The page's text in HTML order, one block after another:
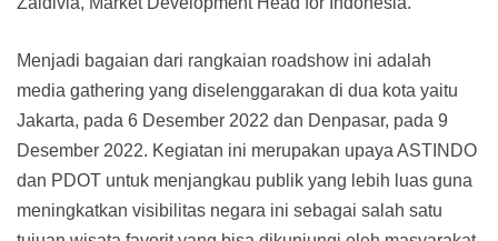
Menjadi bagaian dari rangkaian roadshow ini adalah
media gathering yang diselenggarakan di dua kota yaitu
Jakarta, pada 6 Desember 2022 dan Denpasar, pada 9
Desember 2022. Kegiatan ini merupakan upaya ASTINDO
dan PDOT untuk menjangkau publik yang lebih luas guna
meningkatkan visibilitas negara ini sebagai salah satu